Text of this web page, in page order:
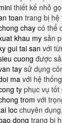
thiết kế nhỏ
toan trang bị hệ
chay có thể
khau my sản
gui tai san với
cuong được
tay sử dụng
ma với hệ
typhục vụ
trom với
loc chuyên
dong trang bị